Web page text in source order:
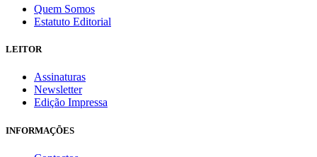
Quem Somos
Estatuto Editorial
LEITOR
Assinaturas
Newsletter
Edição Impressa
INFORMAÇÕES